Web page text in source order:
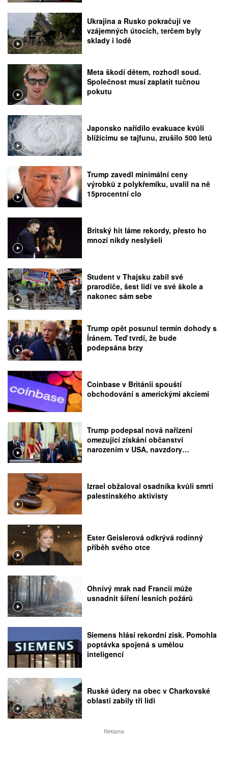
Ukrajina a Rusko pokračují ve
vzájemných útocích, terčem byly
sklady i lodě
Meta škodí dětem, rozhodl soud.
Společnost musí zaplatit tučnou
pokutu
Japonsko nařídilo evakuace kvůli
blížícímu se tajfunu, zrušilo 500 letů
Trump zavedl minimální ceny
výrobků z polykřemíku, uvalil na ně
15procentní clo
Britský hit láme rekordy, přesto ho
mnozí nikdy neslyšeli
Student v Thajsku zabil své
prarodiče, šest lidí ve své škole a
nakonec sám sebe
Trump opět posunul termín dohody s
Íránem. Teď tvrdí, že bude
podepsána brzy
Coinbase v Británii spouští
obchodování s americkými akciemi
Trump podepsal nová nařízení
omezující získání občanství
narozením v USA, navzdory
Izrael obžaloval osadníka kvůli smrti
palestinského aktivisty
Ester Geislerová odkrývá rodinný
příběh svého otce
Ohnivý mrak nad Francií může
usnadnit šíření lesních požárů
Siemens hlásí rekordní zisk. Pomohla
poptávka spojená s umělou
inteligencí
Ruské údery na obec v Charkovské
oblasti zabily tři lidi
Reklama